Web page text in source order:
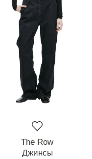
The Row
Джинсы